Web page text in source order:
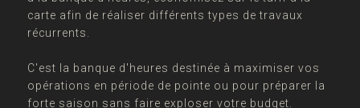
carte afin de réaliser différents types de travaux
récurrents.
C'est la banque d'heures destinée à maximiser vos
opérations en période de pointe ou pour préparer la
forte saison sans faire exploser votre budget.